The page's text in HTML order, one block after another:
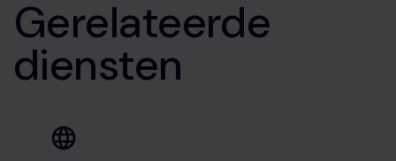
Gerelateerde
diensten